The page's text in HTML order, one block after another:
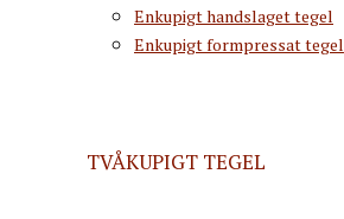
Enkupigt handslaget tegel
Enkupigt formpressat tegel
TVÅKUPIGT TEGEL